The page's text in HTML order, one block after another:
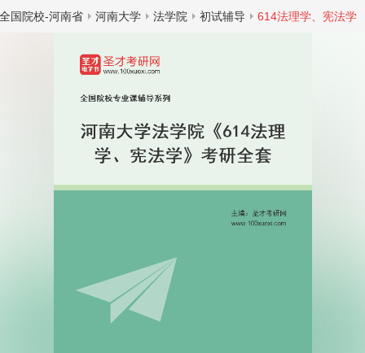
全国院校-河南省 河南大学 法学院 初试辅导 614法理学、宪法学